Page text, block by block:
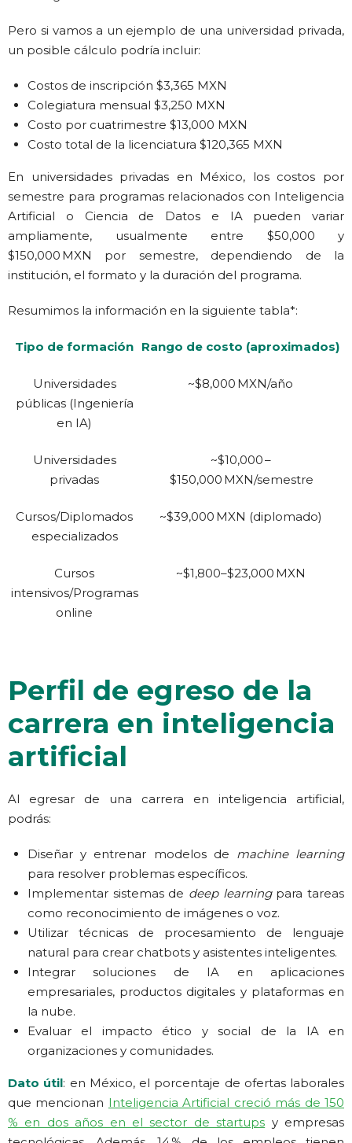
Pero si vamos a un ejemplo de una universidad privada,
un posible cálculo podría incluir:
Costos de inscripción $3,365 MXN
Colegiatura mensual $3,250 MXN
Costo por cuatrimestre $13,000 MXN
Costo total de la licenciatura $120,365 MXN
En universidades privadas en México, los costos por
semestre para programas relacionados con Inteligencia
Artificial o Ciencia de Datos e IA pueden variar
ampliamente, usualmente entre $50,000 y
$150,000 MXN por semestre, dependiendo de la
institución, el formato y la duración del programa.
Resumimos la información en la siguiente tabla*:
Tipo de formación Rango de costo (aproximados)
Universidades
públicas (Ingeniería
en IA)
~$8,000 MXN/año
Universidades
privadas
~$10,000 –
$150,000 MXN/semestre
Cursos/Diplomados
especializados
~$39,000 MXN (diplomado)
Cursos
intensivos/Programas
online
~$1,800–$23,000 MXN
Perfil de egreso de la
carrera en inteligencia
artificial
Al egresar de una carrera en inteligencia artificial,
podrás:
Diseñar y entrenar modelos de machine learning
para resolver problemas específicos.
Implementar sistemas de deep learningpara tareas
como reconocimiento de imágenes o voz.
Utilizar técnicas de procesamiento de lenguaje
natural para crear chatbots y asistentes inteligentes.
Integrar soluciones de IA en aplicaciones
empresariales, productos digitales y plataformas en
la nube.
Evaluar el impacto ético y social de la IA en
organizaciones y comunidades.
Dato útil: en México, el porcentaje de ofertas laborales
que mencionan Inteligencia Artificial creció más de 150
% en dos años en el sector de startups y empresas